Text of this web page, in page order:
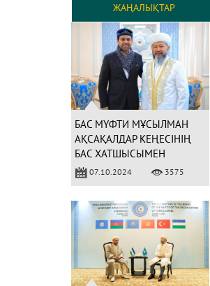
ЖАҢАЛЫҚТАР
БАС МҮФТИ МҰСЫЛМАН
АҚСАҚАЛДАР КЕҢЕСІНІҢ
БАС ХАТШЫСЫМЕН
КЕЗДЕСТІ
07.10.2024 3575